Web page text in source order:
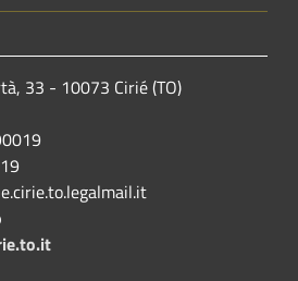
33 - 10073 Cirié (TO)